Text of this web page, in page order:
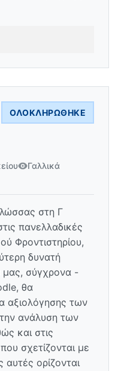
ΟΛΟΚΛΗΡΏΘΗΚΕ
Γαλλικά
στη Γ
πανελλαδικές
Φροντιστηρίου,
δυνατή
μας, σύγχρονα -
θα
αξιολόγησης των
ανάλυση των
και στις
σχετίζονται με
αυτές ορίζονται